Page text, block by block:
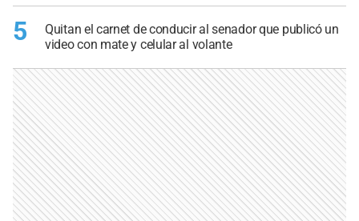
5
Quitan el carnet de conducir al senador que publicó un
video con mate y celular al volante